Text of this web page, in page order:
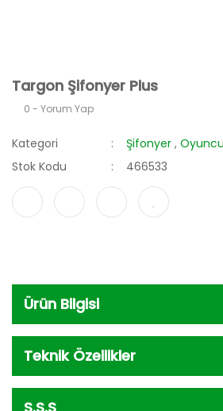
Targon Şifonyer Plus
0 - Yorum Yap
Kategori Şifonyer ,
Stok Kodu
466533
Ürün Bilgisi
Teknik Özellikler